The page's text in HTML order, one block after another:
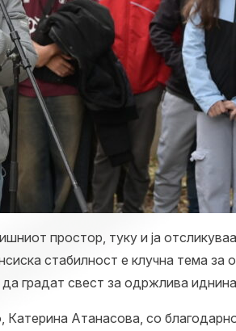
простор, туку и ја
стабилност е клучна тема за
градат свест за одржлива
Атанасова, со